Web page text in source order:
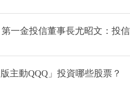
一金投信董事長尤昭文：投信
主動QQQ」投資哪些股票？